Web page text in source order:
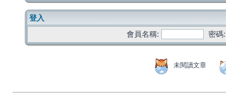
登入
會員名稱:
密碼:
未閱讀文章